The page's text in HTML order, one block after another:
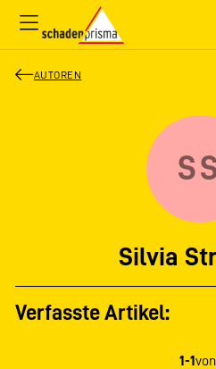
AUTOREN
Silvia
Verfasste Artikel:
1-1von